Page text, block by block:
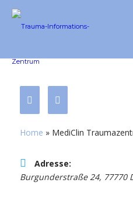
Home » MediClin
Adresse:
Burgunderstraße 24, 77770